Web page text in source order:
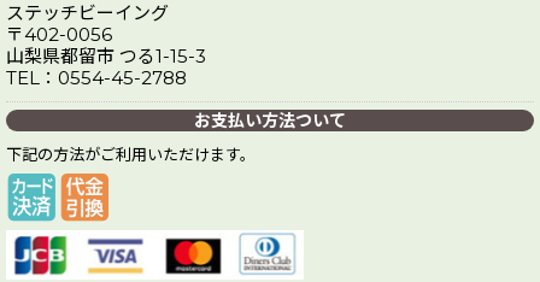
ステッチビーイング
〒402-0056
山梨県都留市 つる1-15-3
TEL：0554-45-2788
お支払い方法ついて
下記の方法がご利用いただけます。